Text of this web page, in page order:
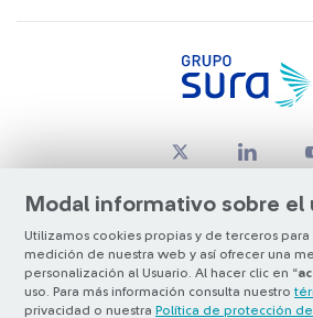
Modal informativo sobre el
Utilizamos cookies propias y de terceros para
medición de nuestra web y así ofrecer una
personalización al Usuario. Al hacer clic en “
uso. Para más información consulta nuestro
privacidad o nuestra Política de protección de
© Copyright Grupo